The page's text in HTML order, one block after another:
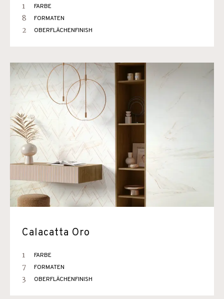
1 FARBE
8 FORMATEN
2 OBERFLÄCHENFINISH
Calacatta Oro
1 FARBE
7 FORMATEN
3 OBERFLÄCHENFINISH